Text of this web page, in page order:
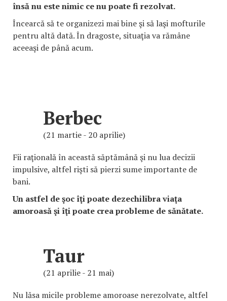
însă nu este nimic ce nu poate fi rezolvat.
Încearcă să te organizezi mai bine şi să laşi mofturile
pentru altă dată. În dragoste, situaţia va rămâne
aceeaşi de până acum.
Berbec
(21 martie - 20 aprilie)
Fii raţională în această săptămână şi nu lua decizii
impulsive, altfel rişti să pierzi sume importante de
bani.
Un astfel de şoc îţi poate dezechilibra viaţa
amoroasă şi îţi poate crea probleme de sănătate.
Taur
(21 aprilie - 21 mai)
Nu lăsa micile probleme amoroase nerezolvate, altfel